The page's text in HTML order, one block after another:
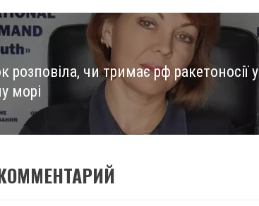
розповіла, чи тримає рф ракетоносії у
морі